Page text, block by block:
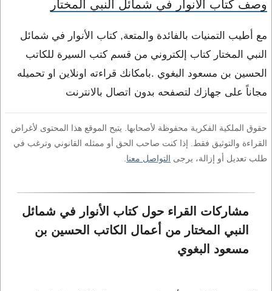
وصف كتاب الأنوار في شمائل النبي المختار
مع أطيب التمنيات بالفائدة والمتعة, كتاب الأنوار في شمائل
النبي المختار كتاب إلكتروني من قسم كتب السيرة للكاتب
الحسين بن مسعود البغوي .بامكانك قراءته اونلاين او تحميله
مجاناً على جهازك لتصفحه بدون اتصال بالانترنت
حقوق الملكية الفكرية محفوظة لأصحابها. يتيح الموقع هذا المحتوى لأغراض
القراءة والتوثيق فقط. إذا كنت صاحب الحق أو ممثله القانوني وترغب في
طلب تعديل أو إزالة، يرجى التواصل معنا
مشاركات القراء حول كتاب الأنوار في شمائل
النبي المختار من أعمال الكاتب الحسين بن
مسعود البغوي